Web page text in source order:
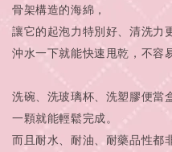
骨架構造的海綿，
讓它的起泡力特別好、清洗力
沖水一下就能快速甩乾，不容
洗碗、洗玻璃杯、洗塑膠便當
一顆就能輕鬆完成。
而且耐水、耐油、耐藥品性都